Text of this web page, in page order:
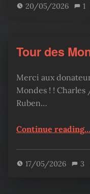
20/05/2026 1
Tour des
Merci aux
Mondes ! !
Ruben…
Continue reading“Tour des
…
17/05/2026 3